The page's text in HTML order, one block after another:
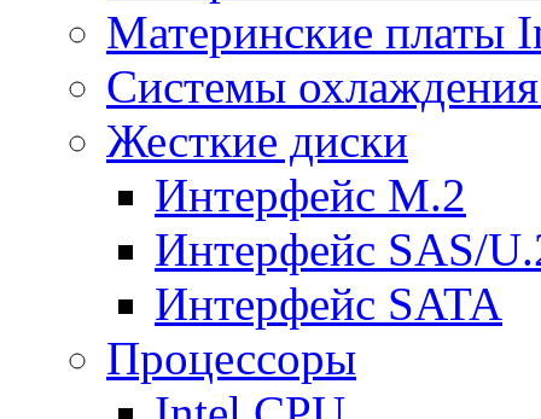
Материнские платы
Системы
Жесткие диски
Интерфейс M.2
Интерфейс SAS/
Интерфейс SATA
Процессоры